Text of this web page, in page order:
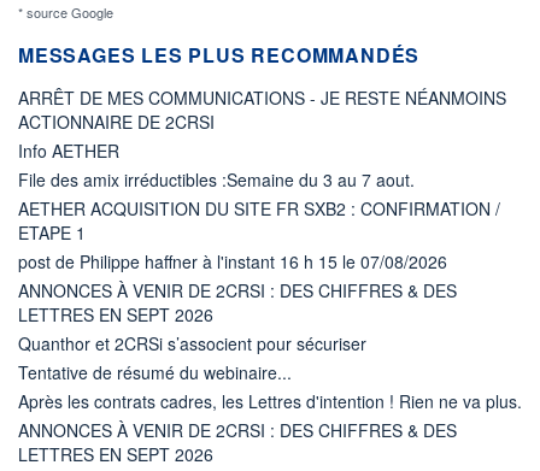
* source Google
MESSAGES LES PLUS RECOMMANDÉS
ARRÊT DE MES COMMUNICATIONS - JE RESTE NÉANMOINS
ACTIONNAIRE DE 2CRSI
Info AETHER
File des amix irréductibles :Semaine du 3 au 7 aout.
AETHER ACQUISITION DU SITE FR SXB2 : CONFIRMATION /
ETAPE 1
post de Philippe haffner à l'instant 16 h 15 le 07/08/2026
ANNONCES À VENIR DE 2CRSI : DES CHIFFRES & DES
LETTRES EN SEPT 2026
Quanthor et 2CRSi s’associent pour sécuriser
Tentative de résumé du webinaire...
Après les contrats cadres, les Lettres d'intention ! Rien ne va plus.
ANNONCES À VENIR DE 2CRSI : DES CHIFFRES & DES
LETTRES EN SEPT 2026